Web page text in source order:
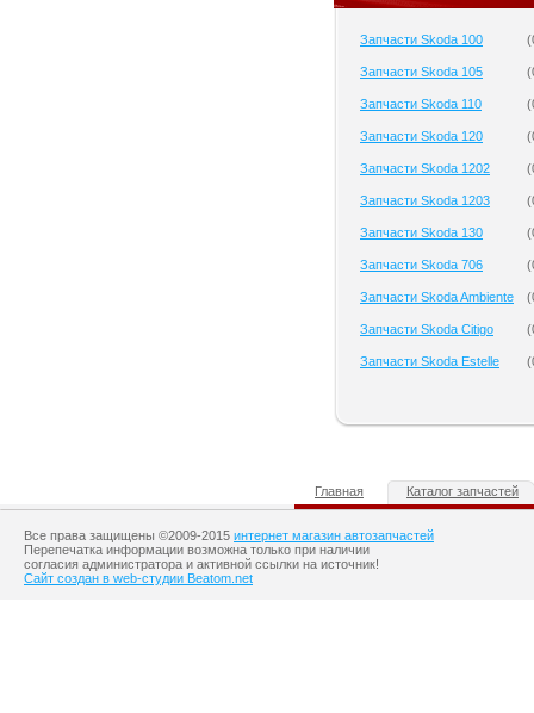
Запчасти Skoda 100 (
Запчасти Skoda 105 (
Запчасти Skoda 110 (
Запчасти Skoda 120 (
Запчасти Skoda 1202 (
Запчасти Skoda 1203 (
Запчасти Skoda 130 (
Запчасти Skoda 706 (
Запчасти Skoda Ambiente (
Запчасти Skoda Citigo (
Запчасти Skoda Estelle (
Главная Каталог запчастей
Все права защищены ©2009-2015 интернет магазин автозапчастей
Перепечатка информации возможна только при наличии
согласия администратора и активной ссылки на источник!
Сайт создан в web-студии Beatom.net